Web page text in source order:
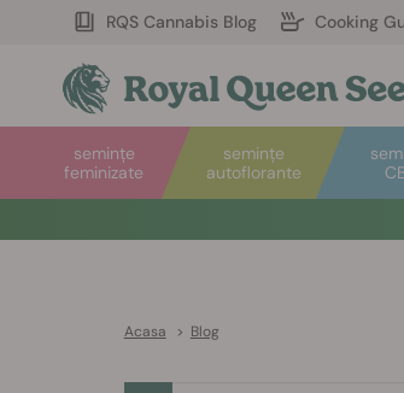
RQS Cannabis Blog Cooking
semințe
autoflorante
semințe
feminizate
Acasa > Blog